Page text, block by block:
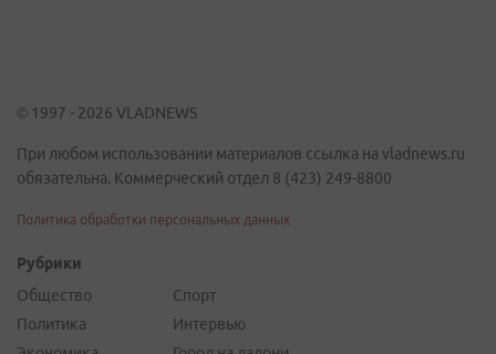
© 1997 - 2026 VLADNEWS
При любом использовании материалов ссылка на vladnews.ru
обязательна. Коммерческий отдел 8 (423) 249-8800
Политика обработки персональных данных
Рубрики
Общество
Политика
Спорт
Интервью